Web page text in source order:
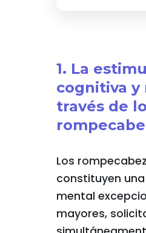
1. La
cognitiva y
través de
Los
constituyen
mental
mayores,